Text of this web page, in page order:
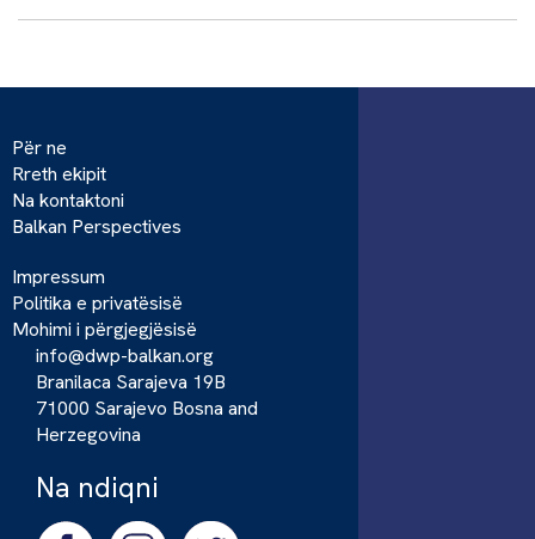
Për ne
Rreth ekipit
Na kontaktoni
Balkan Perspectives
Impressum
Politika e privatësisë
Mohimi i përgjegjësisë
info@dwp-balkan.org
Branilaca Sarajeva 19B
71000 Sarajevo Bosna and
Herzegovina
Na ndiqni